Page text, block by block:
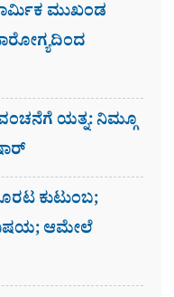
ಮುಖಂಡ
ಯತ್ನ: ನಿಮ್ಗೂ
ಕುಟುಂಬ;
ಆಮೇಲೆ